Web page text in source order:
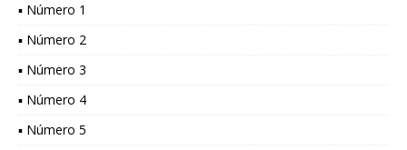
▪ Número 1
▪ Número 2
▪ Número 3
▪ Número 4
▪ Número 5